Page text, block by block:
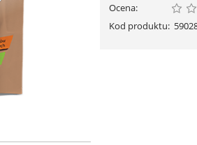
Ocena:
Kod produktu: